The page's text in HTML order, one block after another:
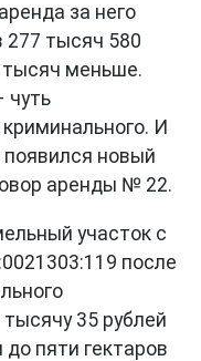
за него
277 тысяч 580
тысяч меньше.
чуть
И
появился новый
аренды № 22.
участок с
после
35 рублей
пяти гектаров